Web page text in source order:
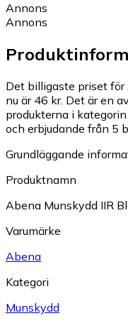
Annons
Annons
Det billigaste priset för
nu är 46 kr. Det är en
produkterna i kategorin
och erbjudande från 5
Grundläggande
Produktnamn
Abena Munskydd IIR
Varumärke
Abena
Kategori
Munskydd